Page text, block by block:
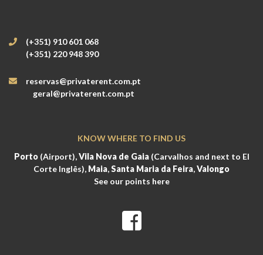
(+351) 910 601 068
(+351) 220 948 390
reservas@privaterent.com.pt
geral@privaterent.com.pt
KNOW WHERE TO FIND US
Porto(Airport),Vila Nova de Gaia(Carvalhos and next to El
Corte Inglês), Maia,Santa Maria da Feira,Valongo
See our points here